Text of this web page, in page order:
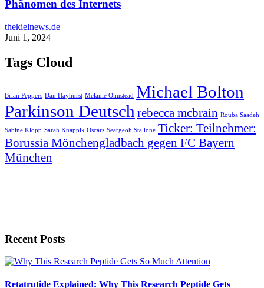
Phänomen des Internets
thekielnews.de
Juni 1, 2024
Tags Cloud
Brian Peppers Dan Hayhurst Melanie Olmstead Michael Bolton
Parkinson Deutsch rebecca mcbrain Rouba Saadeh
Sabine Klopp Sarah Knappik Oscars Seargeoh Stallone Ticker: Teilnehmer:
Borussia Mönchengladbach gegen FC Bayern
München
Recent Posts
Retatrutide Explained: Why This Research Peptide Gets